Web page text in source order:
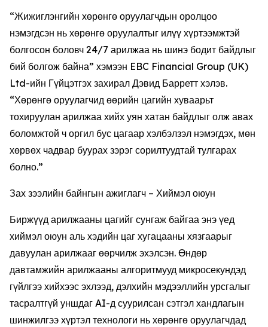
“Жижиглэнгийн хөрөнгө оруулагчдын оролцоо
нэмэгдсэн нь хөрөнгө оруулалтыг илүү хүртээмжтэй
болгосон боловч 24/7 арилжаа нь шинэ бодит байдлыг
бий болгож байна” хэмээн EBC Financial Group (UK)
Ltd-ийн Гүйцэтгэх захирал Дэвид Барретт хэлэв.
“Хөрөнгө оруулагчид өөрийн цагийн хуваарьт
тохируулан арилжаа хийх уян хатан байдлыг олж авах
боломжтой ч оргил бус цагаар хэлбэлзэл нэмэгдэх, мөн
хөрвөх чадвар буурах зэрэг сорилтуудтай тулгарах
болно.”
Зах зээлийн байнгын ажиглагч – Хиймэл оюун
Биржүүд арилжааны цагийг сунгаж байгаа энэ үед
хиймэл оюун аль хэдийн цаг хугацааны хязгаарыг
давуулан арилжааг өөрчилж эхэлсэн. Өндөр
давтамжийн арилжааны алгоритмууд микросекундэд
гүйлгээ хийхээс эхлээд, дэлхийн мэдээллийн урсгалыг
тасралтгүй уншдаг AI-д суурилсан сэтгэл хандлагын
шинжилгээ хүртэл технологи нь хөрөнгө оруулагчдад